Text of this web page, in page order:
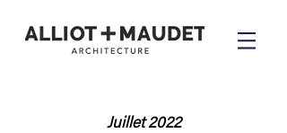
Juillet 2022